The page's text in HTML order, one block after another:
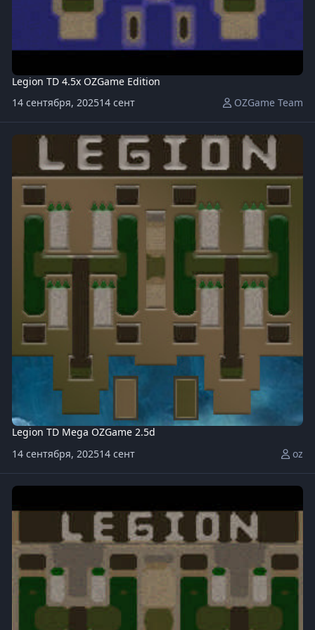
Legion TD 4.5x OZGame Edition
14 сентября, 202514 сент
OZGame Team
Legion TD Mega OZGame 2.5d
14 сентября, 202514 сент
oz